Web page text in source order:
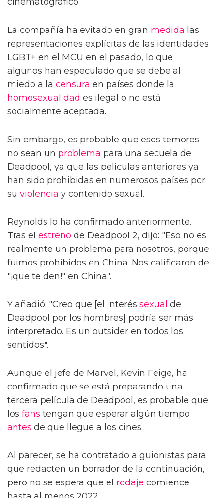
La compañía ha evitado en gran medida las
representaciones explícitas de las identidades
LGBT+ en el MCU en el pasado, lo que
algunos han especulado que se debe al
miedo a la censura en países donde la
homosexualidad es ilegal o no está
socialmente aceptada.
Sin embargo, es probable que esos temores
no sean un problema para una secuela de
Deadpool, ya que las películas anteriores ya
han sido prohibidas en numerosos países por
su violencia y contenido sexual.
Reynolds lo ha confirmado anteriormente.
Tras el estreno de Deadpool 2, dijo: "Eso no es
realmente un problema para nosotros, porque
fuimos prohibidos en China. Nos calificaron de
"¡que te den!" en China".
Y añadió: "Creo que [el interés sexual de
Deadpool por los hombres] podría ser más
interpretado. Es un outsider en todos los
sentidos".
Aunque el jefe de Marvel, Kevin Feige, ha
confirmado que se está preparando una
tercera película de Deadpool, es probable que
los fans tengan que esperar algún tiempo
antes de que llegue a los cines.
Al parecer, se ha contratado a guionistas para
que redacten un borrador de la continuación,
pero no se espera que el rodaje comience